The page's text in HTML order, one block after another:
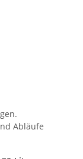
Abläufe